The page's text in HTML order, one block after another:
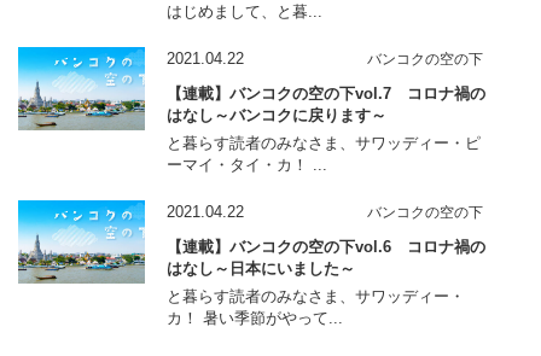
はじめまして、と暮...
2021.04.22 バンコクの空の下
【連載】バンコクの空の下vol.7 コロナ禍の
はなし～バンコクに戻ります～
と暮らす読者のみなさま、サワッディー・ピ
ーマイ・タイ・カ！ ...
2021.04.22 バンコクの空の下
【連載】バンコクの空の下vol.6 コロナ禍の
はなし～日本にいました～
と暮らす読者のみなさま、サワッディー・
カ！ 暑い季節がやって...